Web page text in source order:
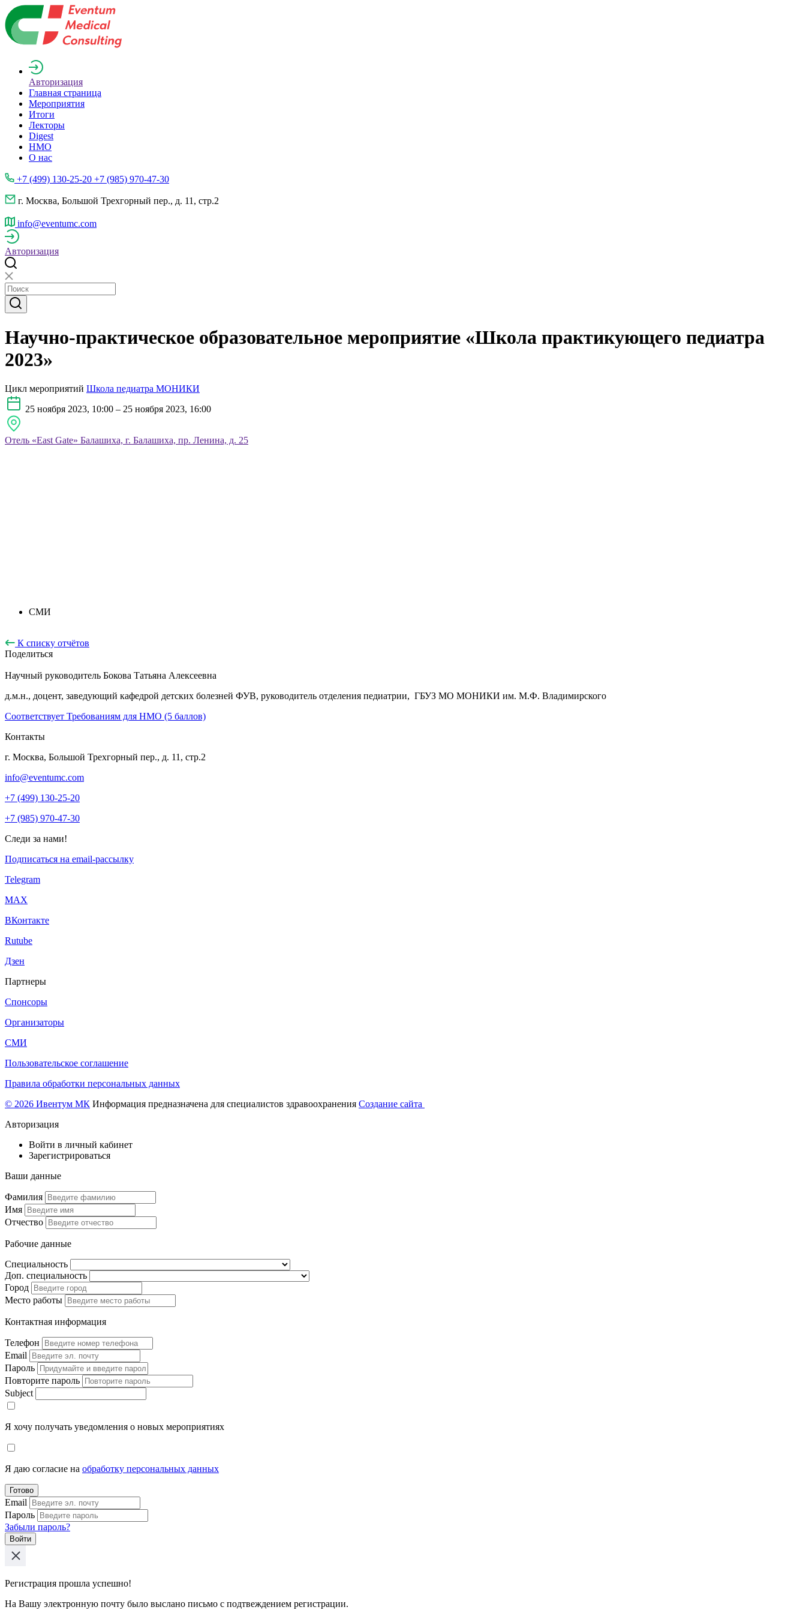
Авторизация
Главная страница
Мероприятия
Итоги
Лекторы
Digest
НМО
О нас
+7 (499) 130-25-20 +7 (985) 970-47-30
г. Москва, Большой Трехгорный пер., д. 11, стр.2
info@eventumc.com
Авторизация
Научно-практическое образовательное мероприятие «Школа практикующего педиатра
2023»
Цикл мероприятий Школа педиатра МОНИКИ
25 ноября 2023, 10:00 – 25 ноября 2023, 16:00
Отель «East Gate» Балашиха, г. Балашиха, пр. Ленина, д. 25
СМИ
К списку отчётов
Поделиться
Научный руководитель Бокова Татьяна Алексеевна
д.м.н., доцент, заведующий кафедрой детских болезней ФУВ, руководитель отделения педиатрии, ГБУЗ МО МОНИКИ им. М.Ф. Владимирского
Соответствует Требованиям для НМО (5 баллов)
Контакты
г. Москва, Большой Трехгорный пер., д. 11, стр.2
info@eventumc.com
+7 (499) 130-25-20
+7 (985) 970-47-30
Следи за нами!
Подписаться на email-рассылку
Telegram
МАХ
ВКонтакте
Rutube
Дзен
Партнеры
Спонсоры
Организаторы
СМИ
Пользовательское соглашение
Правила обработки персональных данных
© 2026 Ивентум МК Информация предназначена для специалистов здравоохранения Создание сайта
Авторизация
Войти в личный кабинет
Зарегистрироваться
Ваши данные
Фамилия
Имя
Отчество
Рабочие данные
Специальность
Доп. специальность
Город
Место работы
Контактная информация
Телефон
Email
Пароль
Повторите пароль
Subject
Я хочу получать уведомления о новых мероприятиях
Я даю согласие на обработку персональных данных
Готово
Email
Пароль
Забыли пароль?
Войти
Регистрация прошла успешно!
На Вашу электронную почту было выслано письмо с подтвеждением регистрации.